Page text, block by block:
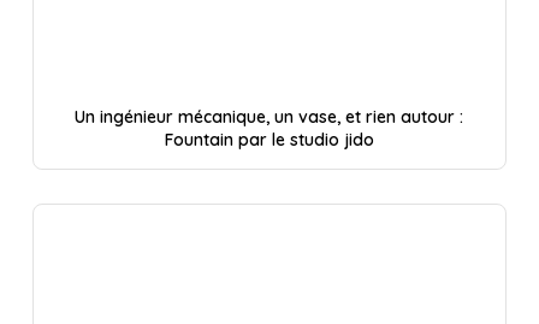
Un ingénieur mécanique, un vase, et rien autour :
Fountain par le studio jido